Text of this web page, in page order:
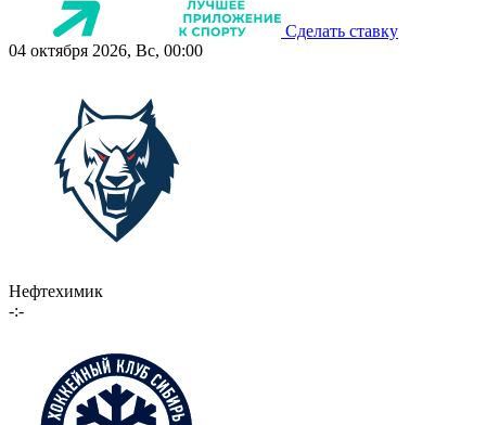
Сделать ставку
04 октября 2026, Вс, 00:00
Нефтехимик
-:-